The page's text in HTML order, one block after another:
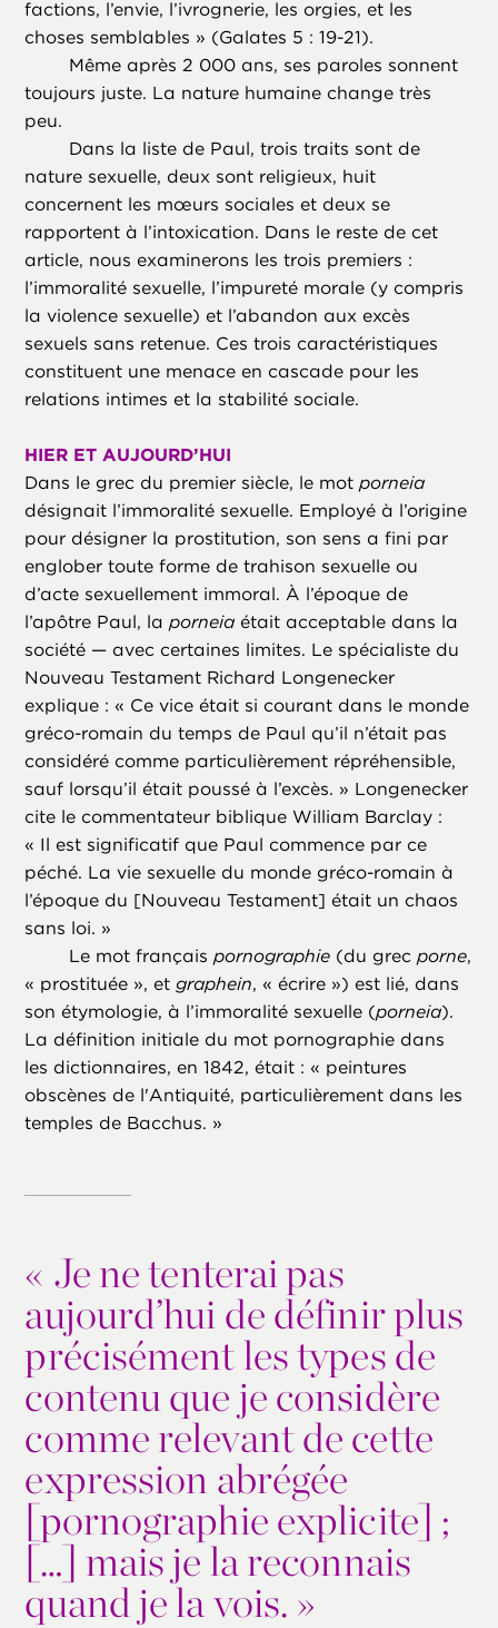
factions, l’envie, l’ivrognerie, les orgies, et les
choses semblables » (Galates 5 : 19-21).
Même après 2 000 ans, ses paroles sonnent
toujours juste. La nature humaine change très
peu.
Dans la liste de Paul, trois traits sont de
nature sexuelle, deux sont religieux, huit
concernent les mœurs sociales et deux se
rapportent à l’intoxication. Dans le reste de cet
article, nous examinerons les trois premiers :
l’immoralité sexuelle, l’impureté morale (y compris
la violence sexuelle) et l’abandon aux excès
sexuels sans retenue. Ces trois caractéristiques
constituent une menace en cascade pour les
relations intimes et la stabilité sociale.
HIER ET AUJOURD’HUI
Dans le grec du premier siècle, le motporneia
désignait l’immoralité sexuelle. Employé à l’origine
pour désigner la prostitution, son sens a fini par
englober toute forme de trahison sexuelle ou
d’acte sexuellement immoral. À l’époque de
l’apôtre Paul, laporneia était acceptable dans la
société — avec certaines limites. Le spécialiste du
Nouveau Testament Richard Longenecker
explique : « Ce vice était si courant dans le monde
gréco-romain du temps de Paul qu’il n’était pas
considéré comme particulièrement répréhensible,
sauf lorsqu’il était poussé à l’excès. » Longenecker
cite le commentateur biblique William Barclay :
« Il est significatif que Paul commence par ce
péché. La vie sexuelle du monde gréco-romain à
l’époque du [Nouveau Testament] était un chaos
sans loi. »
Le mot françaispornographie (du grecporne,
« prostituée », et graphein, « écrire ») est lié, dans
son étymologie, à l’immoralité sexuelle (porneia).
La définition initiale du mot pornographie dans
les dictionnaires, en 1842, était : « peintures
obscènes de l'Antiquité, particulièrement dans les
temples de Bacchus. »
« Je ne tenterai pas
aujourd’hui de définir plus
précisément les types de
contenu que je considère
comme relevant de cette
expression abrégée
[pornographie explicite] ;
[…] mais je la reconnais
quand je la vois. »